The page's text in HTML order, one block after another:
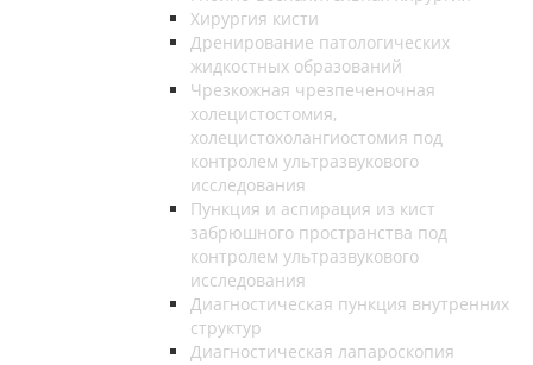
Хирургия кисти
Дренирование патологических
жидкостных образований
Чрезкожная чрезпеченочная
холецистостомия,
холецистохолангиостомия под
контролем ультразвукового
исследования
Пункция и аспирация из кист
забрюшного пространства под
контролем ультразвукового
исследования
Диагностическая пункция внутренних
структур
Диагностическая лапароскопия